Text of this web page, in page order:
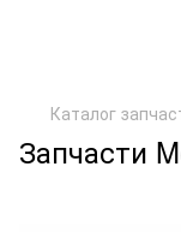
Каталог
Запчасти